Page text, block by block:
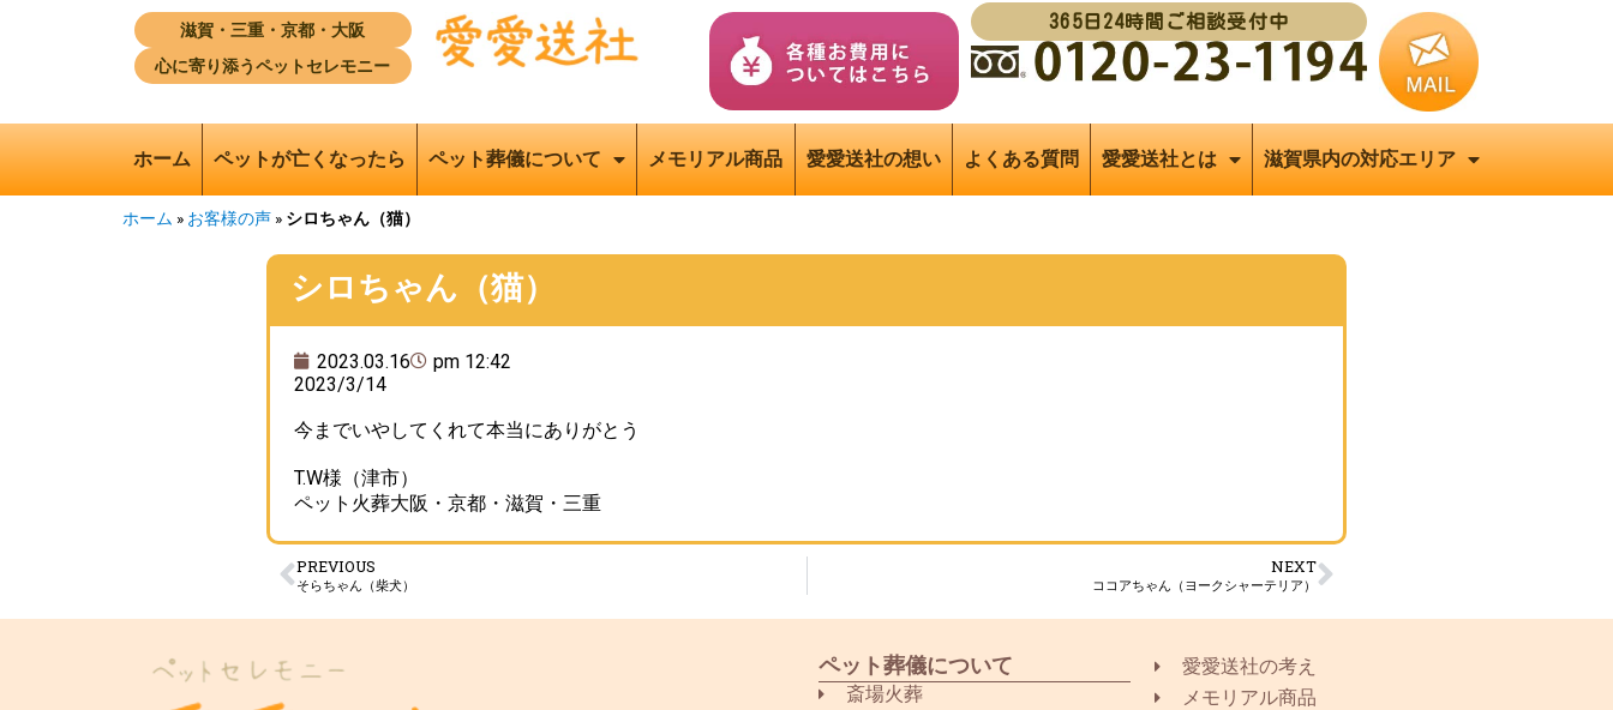
滋賀・三重・京都・大阪
心に寄り添うペットセレモニー
365日24時間ご相談受付中
ホーム ペットが亡くなったら ペット葬儀について メモリアル商品 愛愛送社の想い よくある質問 愛愛送社とは 滋賀県内の対応エリア
ホーム » お客様の声 » シロちゃん（猫）
シロちゃん（猫）
2023.03.16
pm 12:42
2023/3/14
今までいやしてくれて本当にありがとう
T.W様（津市）
ペット火葬大阪・京都・滋賀・三重
PREVIOUS
そらちゃん（柴犬）
NEXT
ココアちゃん（ヨークシャーテリア）
ペット葬儀について
斎場火葬
愛愛送社の考え
メモリアル商品